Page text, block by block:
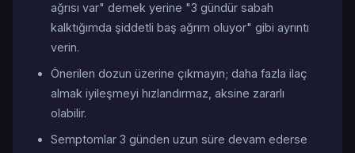
ağrısı var" demek yerine "3 gündür sabah
kalktığımda şiddetli baş ağrım oluyor" gibi ayrıntı
verin.
Önerilen dozun üzerine çıkmayın; daha fazla ilaç
almak iyileşmeyi hızlandırmaz, aksine zararlı
olabilir.
Semptomlar 3 günden uzun süre devam ederse